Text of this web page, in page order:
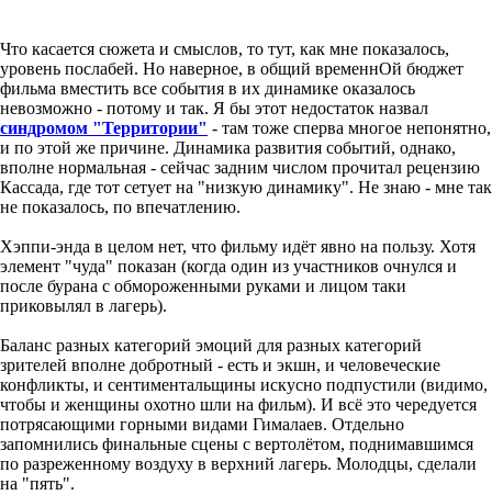
Что касается сюжета и смыслов, то тут, как мне показалось,
уровень послабей. Но наверное, в общий временнОй бюджет
фильма вместить все события в их динамике оказалось
невозможно - потому и так. Я бы этот недостаток назвал
синдромом "Территории" - там тоже сперва многое непонятно,
и по этой же причине. Динамика развития событий, однако,
вполне нормальная - сейчас задним числом прочитал рецензию
Кассада, где тот сетует на "низкую динамику". Не знаю - мне так
не показалось, по впечатлению.
Хэппи-энда в целом нет, что фильму идёт явно на пользу. Хотя
элемент "чуда" показан (когда один из участников очнулся и
после бурана с обмороженными руками и лицом таки
приковылял в лагерь).
Баланс разных категорий эмоций для разных категорий
зрителей вполне добротный - есть и экшн, и человеческие
конфликты, и сентиментальщины искусно подпустили (видимо,
чтобы и женщины охотно шли на фильм). И всё это чередуется
потрясающими горными видами Гималаев. Отдельно
запомнились финальные сцены с вертолётом, поднимавшимся
по разреженному воздуху в верхний лагерь. Молодцы, сделали
на "пять".